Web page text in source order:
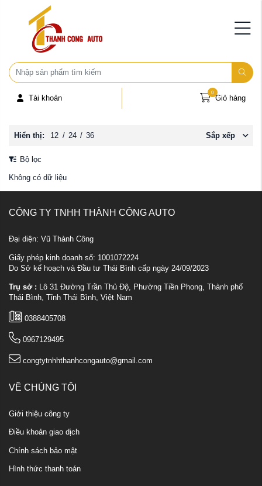
Tài khoản Giỏ hàng
0
Hiển thị: 12 / 24 / 36 Sắp xếp
Bộ lọc
Không có dữ liệu
CÔNG TY TNHH THÀNH CÔNG AUTO
Đại diện: Vũ Thành Công
Giấy phép kinh doanh số: 1001072224
Do Sở kế hoạch và Đầu tư Thái Bình cấp ngày 24/09/2023
Trụ sở : Lô 31 Đường Trần Thủ Độ, Phường Tiền Phong, Thành phố
Thái Bình, Tỉnh Thái Bình, Việt Nam
0388405708
0967129495
congtytnhhthanhcongauto@gmail.com
VỀ CHÚNG TÔI
Giới thiệu công ty
Điều khoản giao dịch
Chính sách bảo mật
Hình thức thanh toán